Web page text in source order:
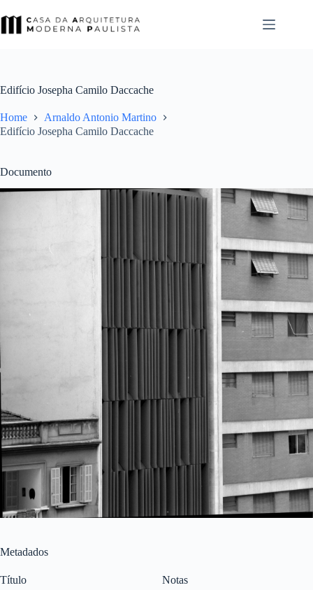
para
Edifício Josepha Camilo Daccache
Home
Arnaldo Antonio Martino
Edifício Josepha Camilo Daccache
Documento
Metadados
Título Notas